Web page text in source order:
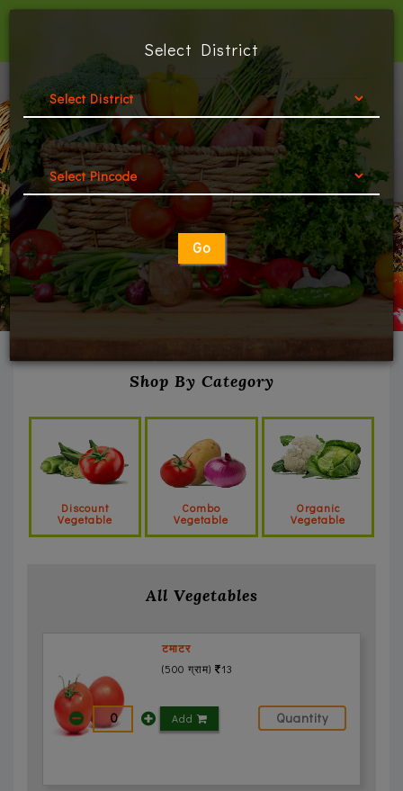
बिहारी
तरकारी
Shop
By
Category
About
Contact
Select District
Go
Shop By Category
Discount
Vegetable
Combo
Vegetable
Organic
Vegetable
All Vegetables
टमाटर
(500 ग्राम) 13
Add